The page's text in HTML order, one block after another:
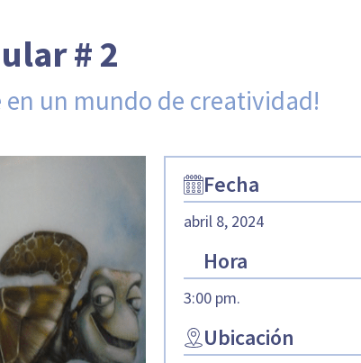
# 2
en un mundo de creatividad!
Fecha
abril 8, 2024
Hora
3:00 pm.
Ubicación